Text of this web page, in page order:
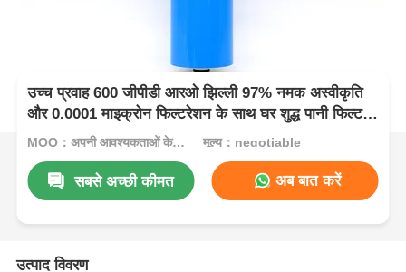
उच्च प्रवाह 600 जीपीडी आरओ झिल्ली 97% नमक अस्वीकृति
और 0.0001 माइक्रोन फिल्टरेशन के साथ घर शुद्ध पानी फिल्टर
के लिए
MOQ：अपनी आवश्यकताओं के अनुसार, हमसे संपर्क करें। मूल्य：negotiable
सबसे अच्छी कीमत अब बात करें
उत्पाद विवरण